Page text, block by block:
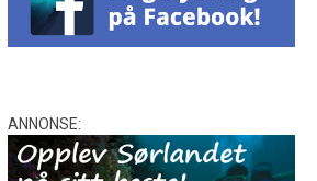
ANNONSE: